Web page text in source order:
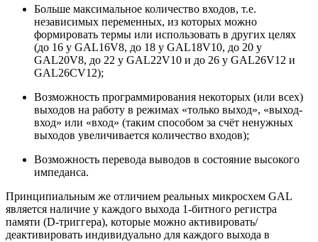
Больше максимальное количество входов, т.е.
независимых переменных, из которых можно
формировать термы или использовать в других целях
(до 16 у GAL16V8, до 18 у GAL18V10, до 20 у
GAL20V8, до 22 у GAL22V10 и до 26 у GAL26V12 и
GAL26СV12);
Возможность программирования некоторых (или всех)
выходов на работу в режимах «только выход», «выход-
вход» или «вход» (таким способом за счёт ненужных
выходов увеличивается количество входов);
Возможность перевода выводов в состояние высокого
импеданса.
Принципиальным же отличием реальных микросхем GAL
является наличие у каждого выхода 1-битного регистра
памяти (D-триггера), которые можно активировать/
деактивировать индивидуально для каждого выхода в